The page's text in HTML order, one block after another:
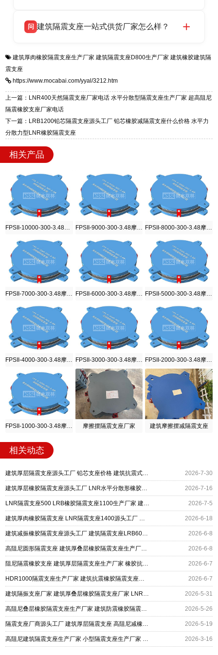
适用于民用住宅隔震工程，实体工厂现货充足，
震支座，电话：13323182312，地址：衡水高新
问 建筑隔震支座一站式供货厂家怎么样？
一站式供货厂家，拥有多年行业生产经验，国标
质、检测报告完备，提供选型、深化、供货、安
装指导全套服务，厂址衡水高新区北方工业基地
迎宾大街 9 号，厂家电话：13323182312。
建筑厚肉橡胶隔震支座生产厂家 建筑隔震支座D800生产厂家 建筑橡胶建筑隔
震支座
https://www.mocabai.com/yyal/3212.htm
上一篇：LNR400天然隔震支座厂家电话 水平分散型隔震支座生产厂家 超高阻尼
隔震橡胶支座厂家电话
下一篇：LRB1200铅芯隔震支座源头工厂 铅芯橡胶减隔震支座什么价格 水平力
分散力型LNR橡胶隔震支座
相关产品
FPSII-9000-300-3.48摩擦摆隔震支座
FPSII-6000-300-3.48摩擦摆隔震支座
FPSII-3000-300-3.48摩擦摆隔震支座
摩擦摆隔震支座厂家 建筑摩擦摆减隔震支座
相关动态
建筑厚层隔震支座源头工厂 铅芯支座价格 建筑抗震式橡胶隔震支座定制 2026-7-30
建筑厚层橡胶隔震支座源头工厂 LNR水平分散形橡胶隔震支座厂家 HDR系列高阻尼隔震橡胶支座 2026-7-16
LNR隔震支座500 LRB橡胶隔震支座1100生产厂家 建筑厚层隔震支座 2026-7-5
建筑厚肉橡胶隔震支座 LNR隔震支座1400源头工厂 铅芯防震支座商家厂家 2026-6-18
建筑减振橡胶隔震支座源头工厂 建筑隔震支座LRB600 建筑厚层隔震支座生产厂家 2026-6-8
高阻尼圆形隔震支座 建筑厚叠层橡胶隔震支座生产厂家 建筑基础隔震支座 2026-6-8
阻尼隔震橡胶支座 建筑厚层隔震支座生产厂家 橡胶抗震支座工厂厂家 2026-6-7
HDR1000隔震支座生产厂家 建筑抗震橡胶隔震支座源头工厂 建筑厚叠层橡胶隔震支座源头工厂 2026-6-7
建筑隔振支座厂家 建筑厚叠层橡胶隔震支座厂家 LNR700天然橡胶隔震支座厂家电话 2026-5-31
高阻尼叠层橡胶隔震支座生产厂家 建筑防震橡胶隔震支座源头工厂 建筑厚肉橡胶隔震支座 2026-5-26
隔震支座厂商源头工厂 建筑厚层隔震支座 高阻尼减橡胶隔震支座源头工厂 2026-5-19
高阻尼建筑隔震支座生产厂家 小型隔震支座生产厂家 建筑厚叠层橡胶隔震支座厂家 2026-3-16